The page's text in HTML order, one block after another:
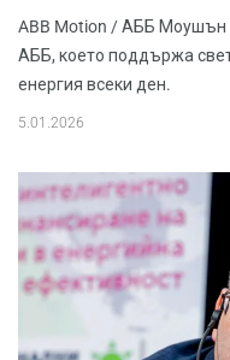
ABB Motion / АББ Моушън
АББ, което поддържа
енергия всеки ден.
5.01.2026